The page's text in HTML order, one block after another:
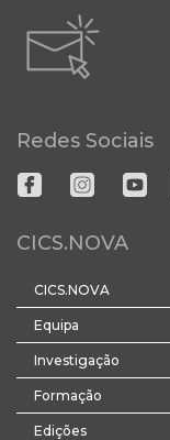
Redes Sociais
CICS.NOVA
CICS.NOVA
Equipa
Investigação
Formação
Edições